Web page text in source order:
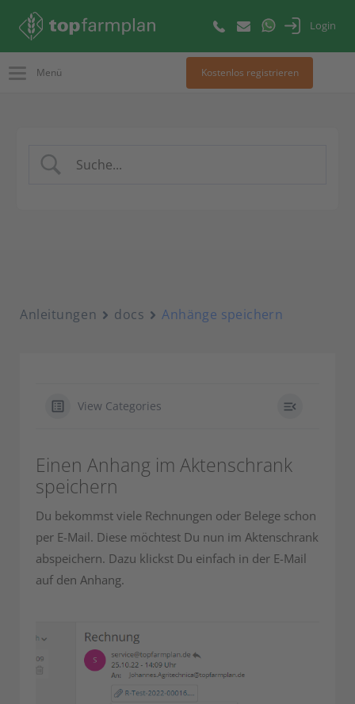
Login
Menü Kostenlos registrieren
Anleitungen docs Anhänge speichern
View Categories
Einen Anhang im Aktenschrank
speichern
Du bekommst viele Rechnungen oder Belege schon
per E-Mail. Diese möchtest Du nun im Aktenschrank
abspeichern. Dazu klickst Du einfach in der E-Mail
auf den Anhang.